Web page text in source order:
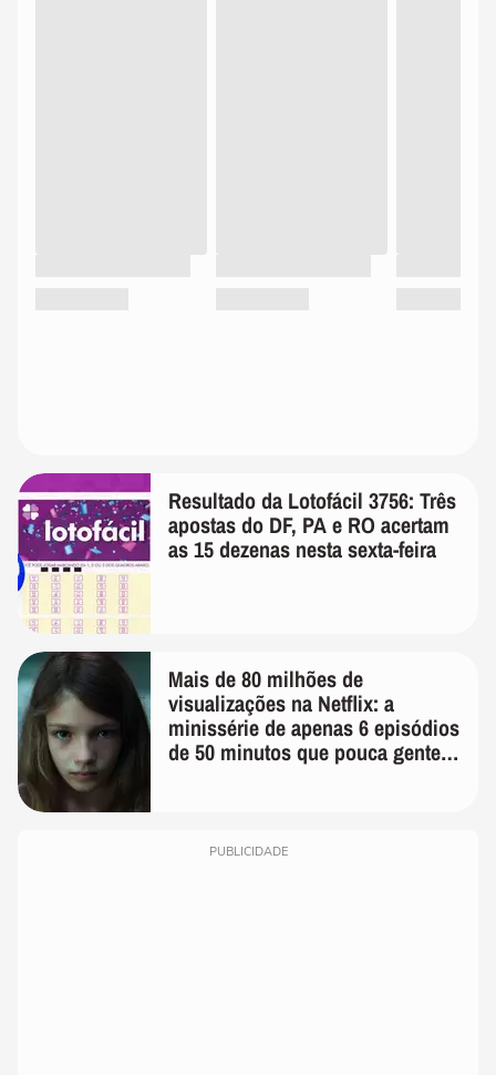
Resultado da Lotofácil 3756: Três
apostas do DF, PA e RO acertam
as 15 dezenas nesta sexta-feira
Mais de 80 milhões de
visualizações na Netflix: a
minissérie de apenas 6 episódios
de 50 minutos que pouca gente
PUBLICIDADE